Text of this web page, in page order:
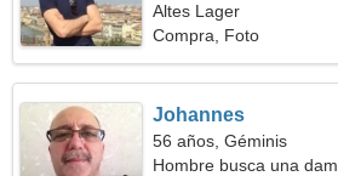
Altes Lager
Compra, Foto
Johannes
56 años, Géminis
Hombre busca una